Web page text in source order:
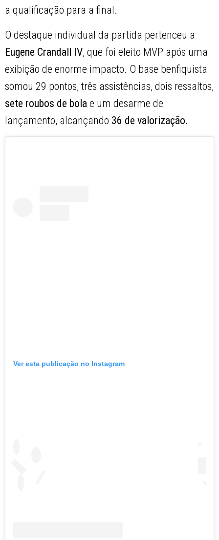
a qualificação para a final.
O destaque individual da partida pertenceu a
Eugene Crandall IV, que foi eleito MVP após uma
exibição de enorme impacto. O base benfiquista
somou 29 pontos, três assistências, dois ressaltos,
sete roubos de bola e um desarme de
lançamento, alcançando 36 de valorização.
Ver esta publicação no Instagram